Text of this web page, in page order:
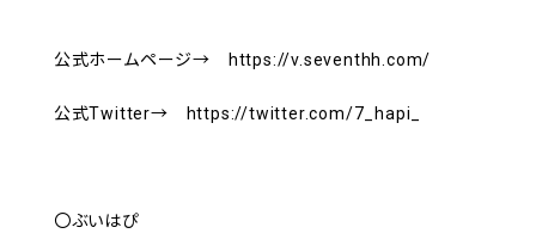
公式ホームページ→ https://v.seventhh.com/
公式Twitter→ https://twitter.com/7_hapi_
〇ぶいはぴ